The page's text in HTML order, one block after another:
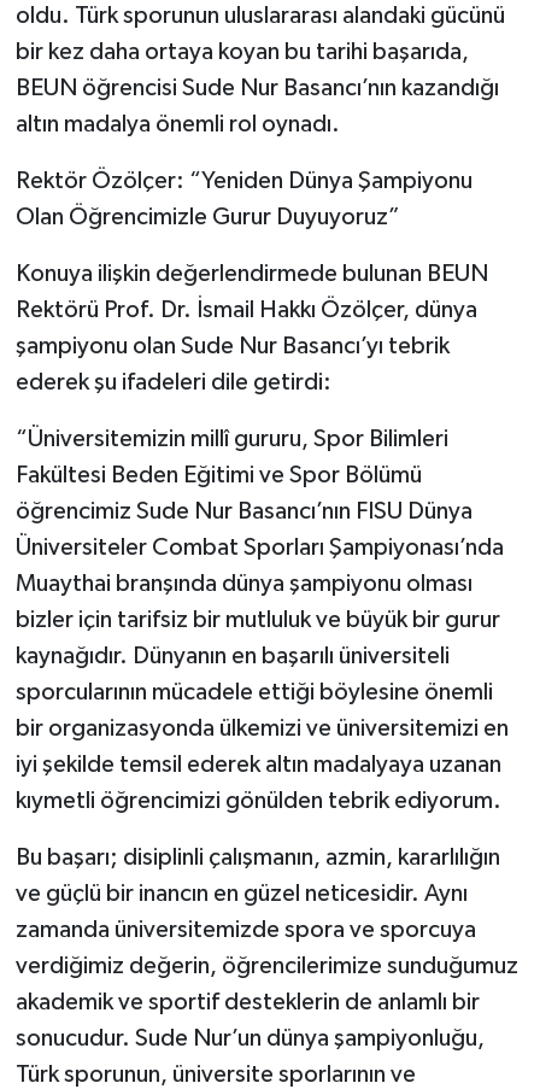
oldu. Türk sporunun uluslararası alandaki gücünü
bir kez daha ortaya koyan bu tarihi başarıda,
BEUN öğrencisi Sude Nur Basancı’nın kazandığı
altın madalya önemli rol oynadı.
Rektör Özölçer: “Yeniden Dünya Şampiyonu
Olan Öğrencimizle Gurur Duyuyoruz”
Konuya ilişkin değerlendirmede bulunan BEUN
Rektörü Prof. Dr. İsmail Hakkı Özölçer, dünya
şampiyonu olan Sude Nur Basancı’yı tebrik
ederek şu ifadeleri dile getirdi:
“Üniversitemizin millî gururu, Spor Bilimleri
Fakültesi Beden Eğitimi ve Spor Bölümü
öğrencimiz Sude Nur Basancı’nın FISU Dünya
Üniversiteler Combat Sporları Şampiyonası’nda
Muaythai branşında dünya şampiyonu olması
bizler için tarifsiz bir mutluluk ve büyük bir gurur
kaynağıdır. Dünyanın en başarılı üniversiteli
sporcularının mücadele ettiği böylesine önemli
bir organizasyonda ülkemizi ve üniversitemizi en
iyi şekilde temsil ederek altın madalyaya uzanan
kıymetli öğrencimizi gönülden tebrik ediyorum.
Bu başarı; disiplinli çalışmanın, azmin, kararlılığın
ve güçlü bir inancın en güzel neticesidir. Aynı
zamanda üniversitemizde spora ve sporcuya
verdiğimiz değerin, öğrencilerimize sunduğumuz
akademik ve sportif desteklerin de anlamlı bir
sonucudur. Sude Nur’un dünya şampiyonluğu,
Türk sporunun, üniversite sporlarının ve